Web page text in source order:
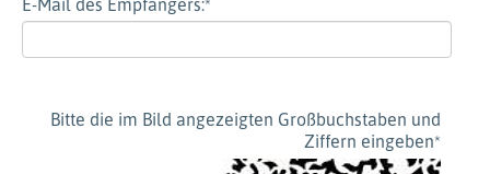
E-Mail des Empfängers:*
Bitte die im Bild angezeigten Großbuchstaben und
Ziffern eingeben*